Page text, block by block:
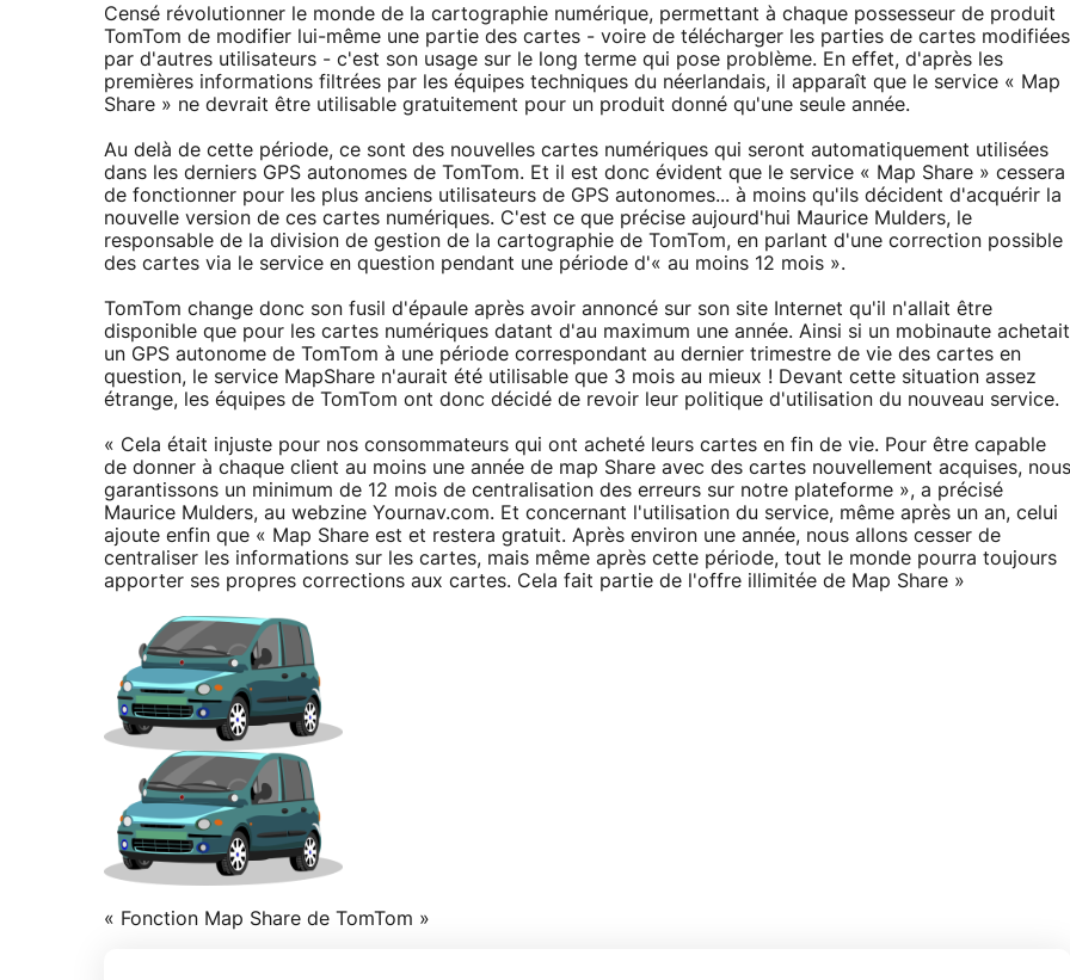
Censé révolutionner le monde de la cartographie numérique, permettant à chaque possesseur de produit
TomTom de modifier lui-même une partie des cartes - voire de télécharger les parties de cartes modifiées
par d'autres utilisateurs - c'est son usage sur le long terme qui pose problème. En effet, d'après les
premières informations filtrées par les équipes techniques du néerlandais, il apparaît que le service « Map
Share » ne devrait être utilisable gratuitement pour un produit donné qu'une seule année.
Au delà de cette période, ce sont des nouvelles cartes numériques qui seront automatiquement utilisées
dans les derniers GPS autonomes de TomTom. Et il est donc évident que le service « Map Share » cessera
de fonctionner pour les plus anciens utilisateurs de GPS autonomes... à moins qu'ils décident d'acquérir la
nouvelle version de ces cartes numériques. C'est ce que précise aujourd'hui Maurice Mulders, le
responsable de la division de gestion de la cartographie de TomTom, en parlant d'une correction possible
des cartes via le service en question pendant une période d'« au moins 12 mois ».
TomTom change donc son fusil d'épaule après avoir annoncé sur son site Internet qu'il n'allait être
disponible que pour les cartes numériques datant d'au maximum une année. Ainsi si un mobinaute achetait
un GPS autonome de TomTom à une période correspondant au dernier trimestre de vie des cartes en
question, le service MapShare n'aurait été utilisable que 3 mois au mieux ! Devant cette situation assez
étrange, les équipes de TomTom ont donc décidé de revoir leur politique d'utilisation du nouveau service.
« Cela était injuste pour nos consommateurs qui ont acheté leurs cartes en fin de vie. Pour être capable
de donner à chaque client au moins une année de map Share avec des cartes nouvellement acquises, nous
garantissons un minimum de 12 mois de centralisation des erreurs sur notre plateforme », a précisé
Maurice Mulders, au webzine Yournav.com. Et concernant l'utilisation du service, même après un an, celui
ajoute enfin que « Map Share est et restera gratuit. Après environ une année, nous allons cesser de
centraliser les informations sur les cartes, mais même après cette période, tout le monde pourra toujours
apporter ses propres corrections aux cartes. Cela fait partie de l'offre illimitée de Map Share »
« Fonction Map Share de TomTom »